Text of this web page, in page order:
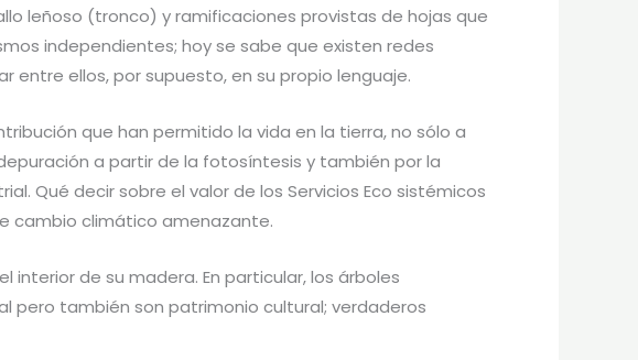
leñoso (tronco) y ramificaciones provistas de hojas que
independientes; hoy se sabe que existen redes
entre ellos, por supuesto, en su propio lenguaje.
que han permitido la vida en la tierra, no sólo a
a partir de la fotosíntesis y también por la
Qué decir sobre el valor de los Servicios Eco sistémicos
cambio climático amenazante.
interior de su madera. En particular, los árboles
pero también son patrimonio cultural; verdaderos